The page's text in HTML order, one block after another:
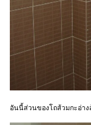
อันนี้ส่วนของโถส้วมกะอ่า